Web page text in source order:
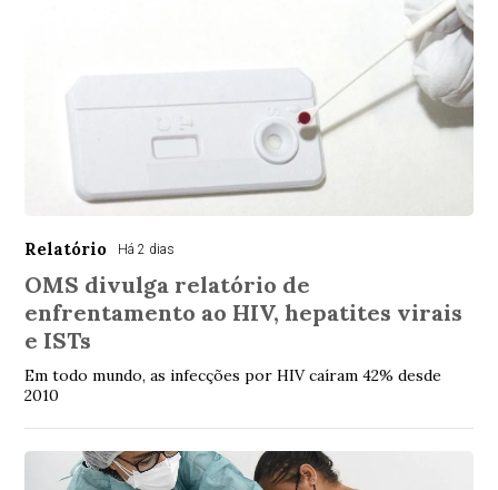
Relatório Há 2 dias
OMS divulga relatório de
enfrentamento ao HIV, hepatites virais
e ISTs
Em todo mundo, as infecções por HIV caíram 42% desde
2010